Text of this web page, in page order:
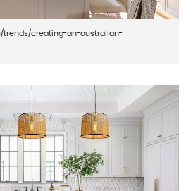
trends/creating-an-australian-